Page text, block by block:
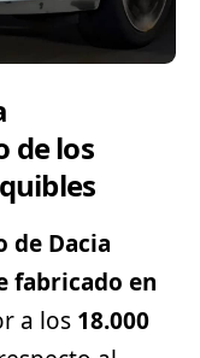
de los
de Dacia
fabricado en
a los 18.000